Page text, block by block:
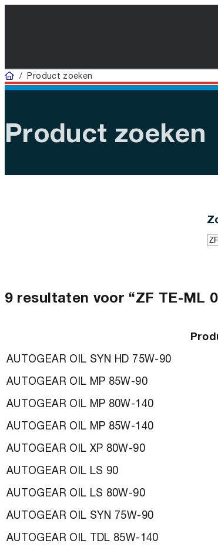
Home
/Product zoeken
Product zoeken
9 resultaten voor “ZF TE-ML
AUTOGEAR OIL SYN HD 75W-90
AUTOGEAR OIL MP 85W-90
AUTOGEAR OIL MP 80W-140
AUTOGEAR OIL MP 85W-140
AUTOGEAR OIL XP 80W-90
AUTOGEAR OIL LS 90
AUTOGEAR OIL LS 80W-90
AUTOGEAR OIL SYN 75W-90
AUTOGEAR OIL TDL 85W-140